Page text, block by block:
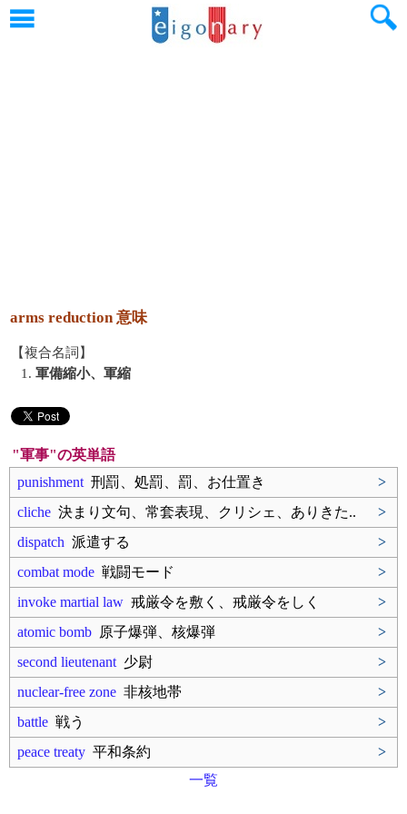
arms reduction 意味
【複合名詞】
1. 軍備縮小、軍縮
"軍事"の英単語
punishment 刑罰、処罰、罰、お仕置き
>
cliche 決まり文句、常套表現、クリシェ、ありきた..
>
dispatch 派遣する
>
combat mode 戦闘モード
>
invoke martial law 戒厳令を敷く、戒厳令をしく
>
atomic bomb 原子爆弾、核爆弾
>
second lieutenant 少尉
>
nuclear-free zone 非核地帯
>
battle 戦う
>
peace treaty 平和条約
>
一覧